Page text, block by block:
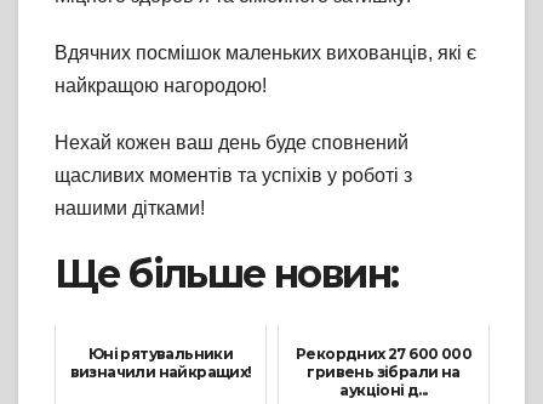
Вдячних посмішок маленьких вихованців, які є
найкращою нагородою!
Нехай кожен ваш день буде сповнений
щасливих моментів та успіхів у роботі з
нашими дітками!
Ще більше новин:
Юні рятувальники
визначили найкращих!
Рекордних 27 600 000
гривень зібрали на
аукціоні д...